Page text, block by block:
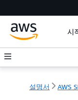
시
설명서 AWS